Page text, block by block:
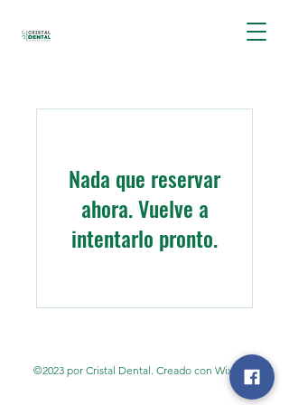
Nada que reservar
ahora. Vuelve a
intentarlo pronto.
©2023 por Cristal Dental. Creado con Wix.com